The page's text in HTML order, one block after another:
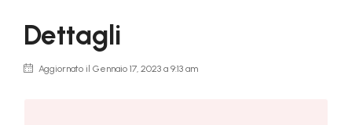
Dettagli
Aggiornato il Gennaio 17, 2023 a 9:13 am